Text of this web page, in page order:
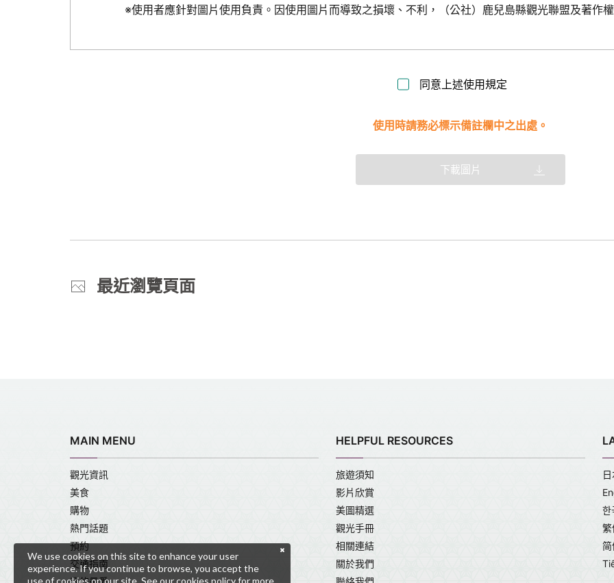
※使用者應針對圖片使用負責。因使用圖片而導致之損壞、不利，（公社）鹿兒島縣觀光聯盟及著作
同意上述使用規定
使用時請務必標示備註欄中之出處。
下載圖片
最近瀏覽頁面
MAIN MENU
觀光資訊
美食
購物
熱門話題
預約
交通指南
HELPFUL RESOURCES
旅遊須知
影片欣賞
美圖精選
觀光手冊
相關連結
關於我們
한
繁
简
We use cookies on this site to enhance your user
experience. If you continue to browse, you accept the
use of cookies on our site. See ourcookies policyfor more